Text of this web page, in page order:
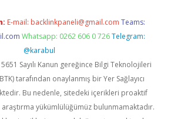
E-mail: backlinkpaneli@gmail.com Teams:
Whatsapp: 0262 606 0 726 Telegram:
@karabul
Sayılı Kanun gereğince Bilgi Teknolojileri
tarafından onaylanmış bir Yer Sağlayıcı
Bu nedenle, sitedeki içerikleri proaktif
yükümlülüğümüz bulunmamaktadır.